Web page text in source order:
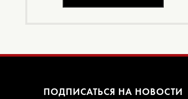
ПОДПИСАТЬСЯ НА НОВОСТИ